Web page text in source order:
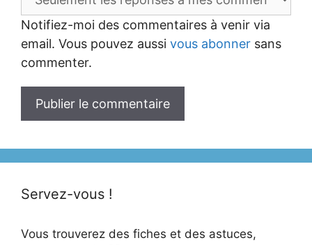
Notifiez-moi des commentaires à venir via
email. Vous pouvez aussi vous abonner sans
commenter.
Servez-vous !
Vous trouverez des fiches et des astuces,